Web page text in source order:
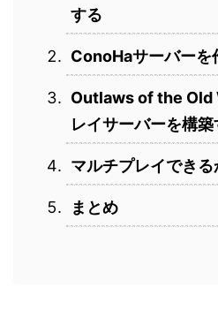
する
ConoHaサーバーを
Outlaws of the Old
レイサーバーを構築
マルチプレイでき
まとめ